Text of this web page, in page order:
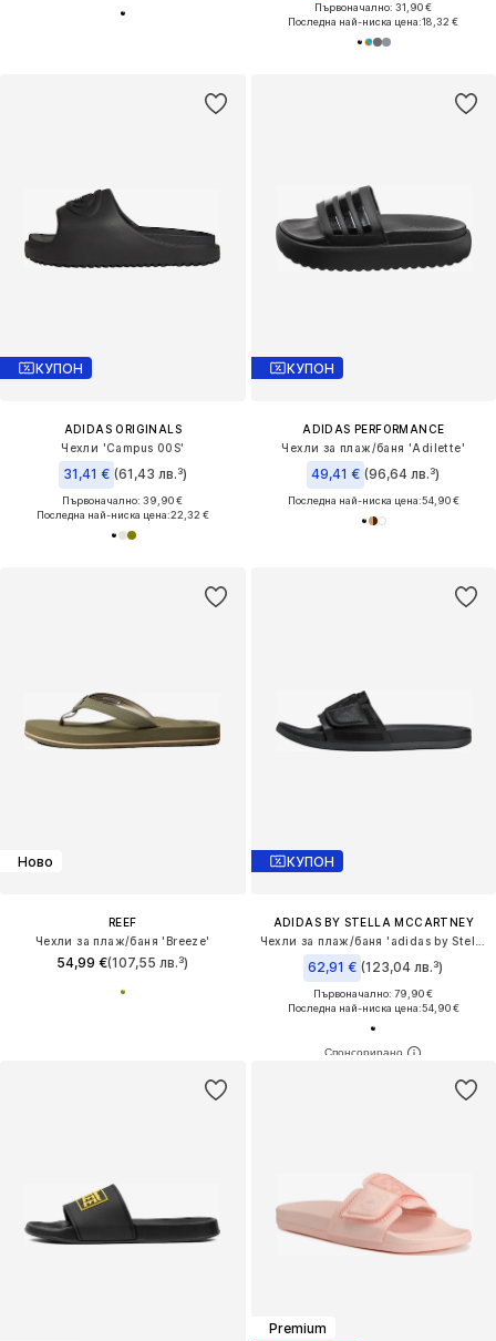
Първоначално: 31,90 €
Последна най-ниска цена:18,32 €
КУПОН
ADIDAS ORIGINALS
Чехли 'Campus 00S'
31,41 € (61,43 лв.³)
Първоначално: 39,90 €
Последна най-ниска цена:22,32 €
КУПОН
ADIDAS PERFORMANCE
Чехли за плаж/баня 'Adilette'
49,41 € (96,64 лв.³)
Последна най-ниска цена:54,90 €
Ново
REEF
Чехли за плаж/баня 'Breeze'
54,99 €(107,55 лв.³)
КУПОН
ADIDAS BY STELLA MCCARTNEY
62,91 € (123,04 лв.³)
Първоначално: 79,90 €
Последна най-ниска цена:54,90 €
Premium